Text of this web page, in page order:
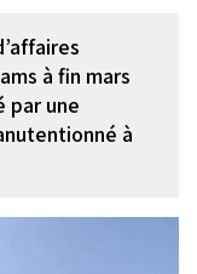
à fin mars
par une
à